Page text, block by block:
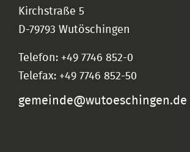
Kirchstraße 5
D-79793 Wutöschingen
Telefon: +49 7746 852-0
Telefax: +49 7746 852-50
gemeinde@wutoeschingen.de